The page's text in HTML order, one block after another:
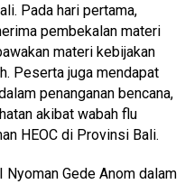
Pada hari pertama,
pembekalan materi
materi kebijakan
Peserta juga mendapat
penanganan bencana,
akibat wabah flu
HEOC di Provinsi Bali.
Gede Anom dalam